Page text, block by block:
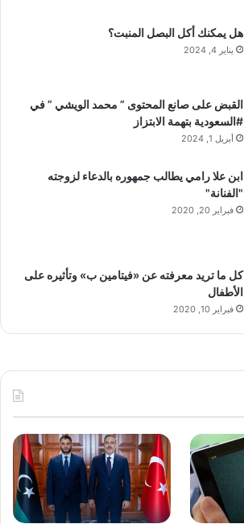
هل يمكنك أكل البصل المنبت؟
يناير 4, 2024
القبض على صانع المحتوى ” محمد الويشي ” في
#السعودية بتهمة الابتزاز
أبريل 1, 2024
ابن علا رامي يطالب جمهوره بالدعاء لزوجته
"الفنانة"
فبراير 20, 2020
كل ما تريد معرفته عن «فيتامين ب» وتأثيره على
الأطفال
فبراير 10, 2020